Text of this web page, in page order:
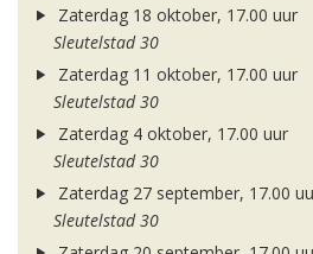
Zaterdag 18 oktober, 17.00 uur
Sleutelstad 30
Zaterdag 11 oktober, 17.00 uur
Sleutelstad 30
Zaterdag 4 oktober, 17.00 uur
Sleutelstad 30
Zaterdag 27 september, 17.00
Sleutelstad 30